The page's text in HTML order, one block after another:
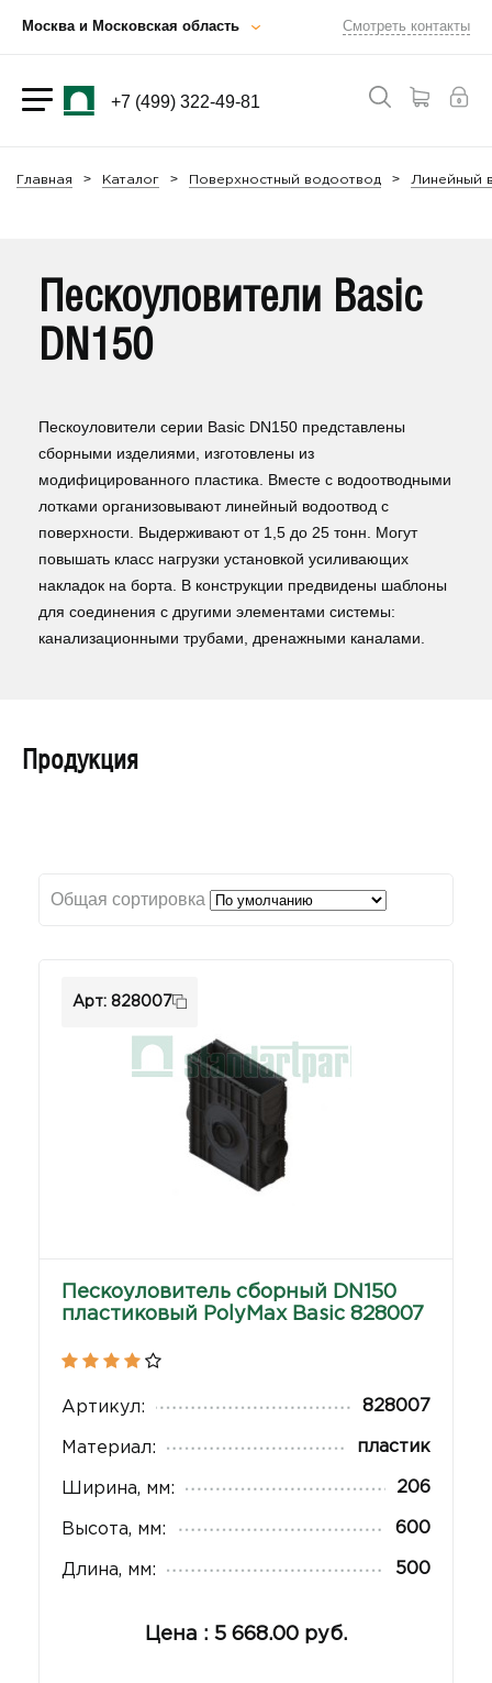
Москва и Московская область Смотреть контакты
+7 (499) 322-49-81
Главная Каталог Поверхностный водоотвод Линейный
Пескоуловители Basic
DN150
Пескоуловители серии Basic DN150 представлены
сборными изделиями, изготовлены из
модифицированного пластика. Вместе с водоотводными
лотками организовывают линейный водоотвод с
поверхности. Выдерживают от 1,5 до 25 тонн. Могут
повышать класс нагрузки установкой усиливающих
накладок на борта. В конструкции предвидены шаблоны
для соединения с другими элементами системы:
канализационными трубами, дренажными каналами.
Продукция
Общая сортировка
Арт: 828007
Пескоуловитель сборный DN150
пластиковый PolyMax Basic 828007
Артикул: 828007
Материал: пластик
Ширина, мм: 206
Высота, мм: 600
Длина, мм: 500
Цена : 5 668.00 руб.